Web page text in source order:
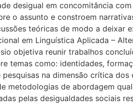
desigual em concomitância
o assunto e constroem
teóricas de modo a
em Linguística Aplicada –
objetiva reunir trabalhos
temas como: identidades,
na dimensão crítica
de abordagem
pelas desigualdades sociais